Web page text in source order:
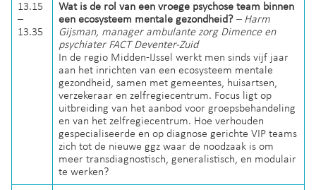
13.15
–
13.35
Wat is de rol van een vroege psychose team binnen
een ecosysteem mentale gezondheid? – Harm
Gijsman, manager ambulante zorg Dimence en
psychiater FACT Deventer-Zuid
In de regio Midden-IJssel werkt men sinds vijf jaar
aan het inrichten van een ecosysteem mentale
gezondheid, samen met gemeentes, huisartsen,
verzekeraar en zelfregiecentrum. Focus ligt op
uitbreiding van het aanbod voor groepsbehandeling
en van het zelfregiecentrum. Hoe verhouden
gespecialiseerde en op diagnose gerichte VIP teams
zich tot de nieuwe ggz waar de noodzaak is om
meer transdiagnostisch, generalistisch, en modulair
te werken?